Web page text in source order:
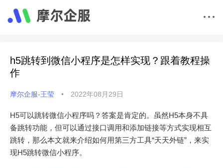
h5跳转到微信小程序是怎样实现？跟着教程操
作
摩尔企服-王莹 • 2022年08月29日
H5可以跳转微信小程序吗？答案是肯定的。虽然H5本身不具
备跳转功能，但可以通过接口调用和添加链接等方式实现相互
跳转，那么本文就来介绍如何用第三方工具“天天外链”，来实
现H5跳转微信小程序。